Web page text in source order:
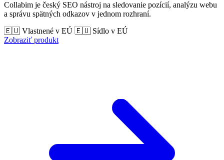
Collabim je český SEO nástroj na sledovanie pozícií, analýzu webu
a správu spätných odkazov v jednom rozhraní.
🇪🇺 Vlastnené v EÚ 🇪🇺 Sídlo v EÚ
Zobraziť produkt